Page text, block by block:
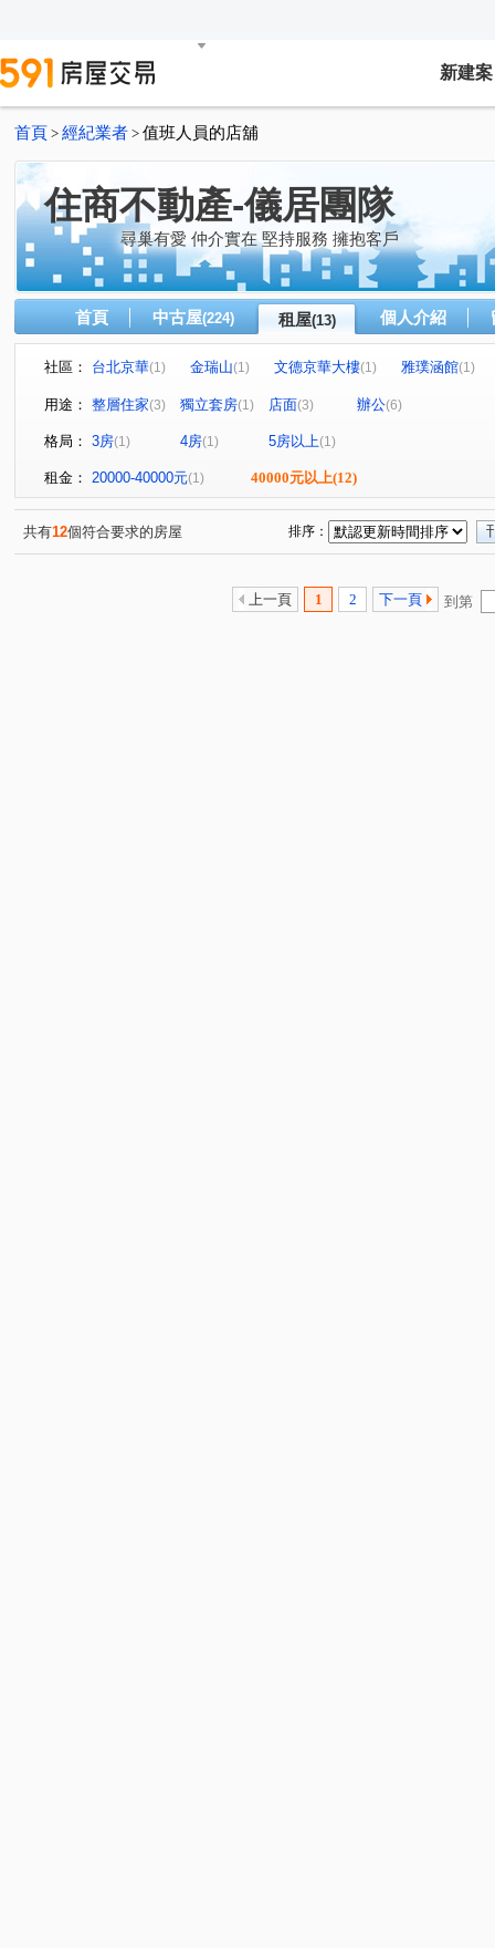
新建案
首頁 > 經紀業者 > 值班人員的店舖
住商不動產-儀居團隊
尋巢有愛 仲介實在 堅持服務 擁抱客戶
首頁 中古屋(224) 租屋(13) 個人介紹
社區： 台北京華(1) 金瑞山(1) 文德京華大樓(1) 雅璞涵館(1)
陽明綠莊 基隆路一段 (1) 延平北路二段
浦城街
用途： 整層住家(3) 獨立套房(1) 店面(3) 辦公(6)
格局： 3房(1) 4房(1) 5房以上(1)
租金： 20000-40000元(1) 40000元以上(12)
共有12個符合要求的房屋 排序：
上一頁 1 2 下一頁 到第